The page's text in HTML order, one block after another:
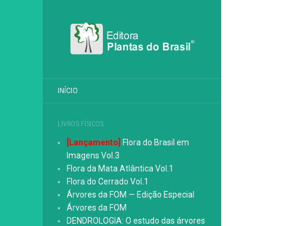
INÍCIO
LIVROS FÍSICOS
[Lançamento]
Flora do Brasil em
Imagens Vol.3
Flora da Mata Atlântica Vol.1
Flora do Cerrado Vol.1
Árvores da FOM — Edição Especial
Árvores da FOM
DENDROLOGIA: O estudo das árvores